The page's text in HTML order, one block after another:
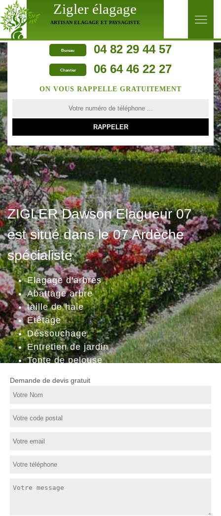
Zigler élagage
ARTISAN ELAGAGE ET PAYSAGISTE
Bureau 04 82 29 44 57
Chantier 06 64 46 22 27
ZIGLER Dawson Elagueur 07
est situé dans le 07 Ardèche
spécialiste
Elagage d'arbres
Abattage arbre
taille de haie
Etêtage
Déssouchage
Entretien de jardin
Tonte de pelouse
ON VOUS RAPPELLE GRATUITEMENT
Demande de devis gratuit